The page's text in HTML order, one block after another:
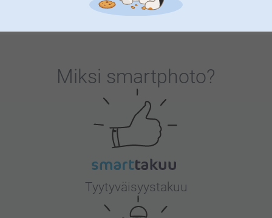
Miksi smartphoto?
Tyytyväisyystakuu